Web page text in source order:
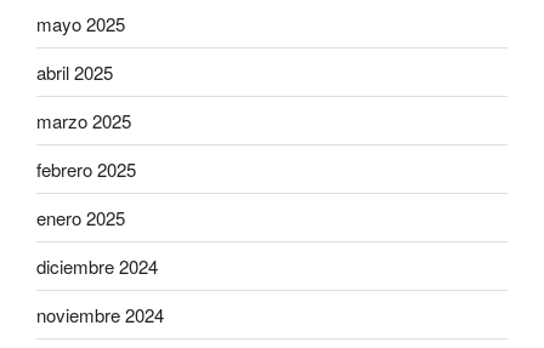
mayo 2025
abril 2025
marzo 2025
febrero 2025
enero 2025
diciembre 2024
noviembre 2024